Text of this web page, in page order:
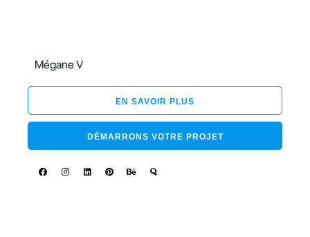
Mégane V
EN SAVOIR PLUS
DÉMARRONS VOTRE PROJET